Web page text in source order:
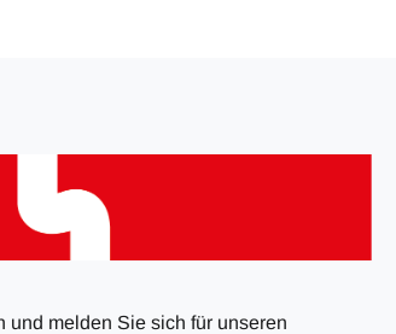
und melden Sie sich für unseren